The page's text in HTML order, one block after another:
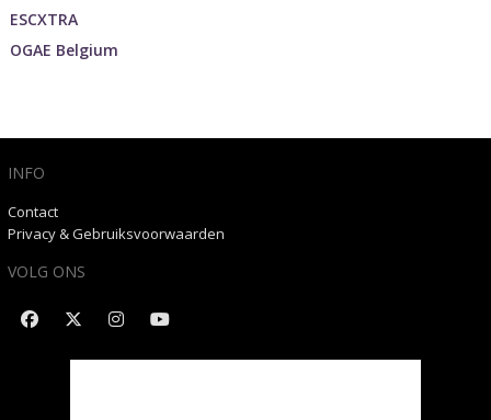
ESCXTRA
OGAE Belgium
INFO
Contact
Privacy & Gebruiksvoorwaarden
VOLG ONS